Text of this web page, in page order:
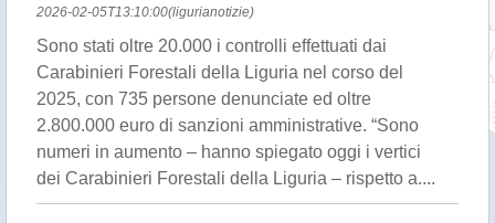
2026-02-05T13:10:00(ligurianotizie)
Sono stati oltre 20.000 i controlli effettuati dai
Carabinieri Forestali della Liguria nel corso del
2025, con 735 persone denunciate ed oltre
2.800.000 euro di sanzioni amministrative. “Sono
numeri in aumento – hanno spiegato oggi i vertici
dei Carabinieri Forestali della Liguria – rispetto a....